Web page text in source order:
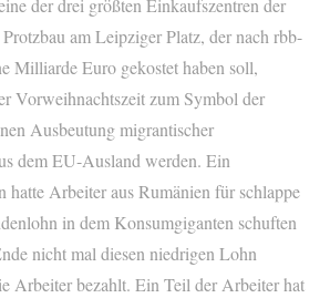
der drei größten Einkaufszentren der
am Leipziger Platz, der nach rbb-
Milliarde Euro gekostet haben soll,
Vorweihnachtszeit zum Symbol der
Ausbeutung migrantischer
dem EU-Ausland werden. Ein
hatte Arbeiter aus Rumänien für schlappe
in dem Konsumgiganten schuften
nicht mal diesen niedrigen Lohn
Arbeiter bezahlt. Ein Teil der Arbeiter hat